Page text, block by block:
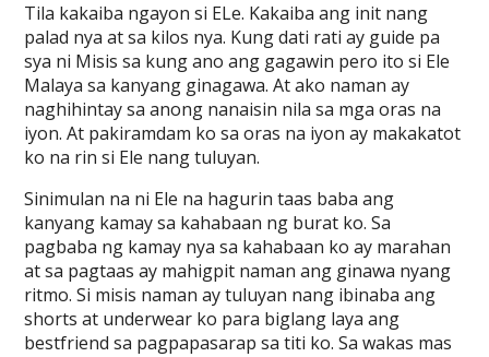
Tila kakaiba ngayon si ELe. Kakaiba ang init nang
palad nya at sa kilos nya. Kung dati rati ay guide pa
sya ni Misis sa kung ano ang gagawin pero ito si Ele
Malaya sa kanyang ginagawa. At ako naman ay
naghihintay sa anong nanaisin nila sa mga oras na
iyon. At pakiramdam ko sa oras na iyon ay makakatot
ko na rin si Ele nang tuluyan.
Sinimulan na ni Ele na hagurin taas baba ang
kanyang kamay sa kahabaan ng burat ko. Sa
pagbaba ng kamay nya sa kahabaan ko ay marahan
at sa pagtaas ay mahigpit naman ang ginawa nyang
ritmo. Si misis naman ay tuluyan nang ibinaba ang
shorts at underwear ko para biglang laya ang
bestfriend sa pagpapasarap sa titi ko. Sa wakas mas